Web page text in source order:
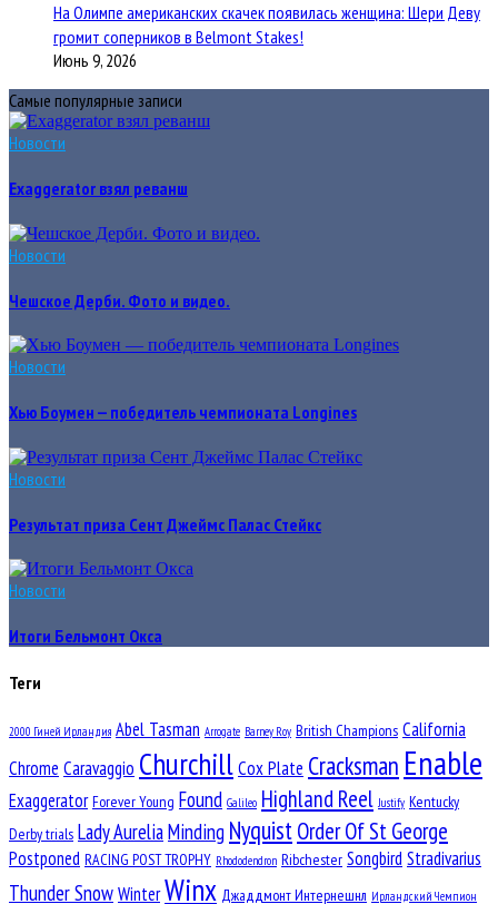
На Олимпе американских скачек появилась женщина: Шери Деву
громит соперников в Belmont Stakes!
Июнь 9, 2026
Самые популярные записи
Новости
Exaggerator взял реванш
Новости
Чешское Дерби. Фото и видео.
Новости
Хью Боумен — победитель чемпионата Longines
Новости
Результат приза Сент Джеймс Палас Стейкс
Новости
Итоги Бельмонт Окса
Теги
2000 Гиней Ирландия Abel Tasman Arrogate Barney Roy British Champions California
Chrome Caravaggio ChurchillCox Plate Cracksman Enable
Exaggerator Forever Young Found Galileo Highland Reel Justify Kentucky
Derby trials Lady AureliaMinding NyquistOrder Of St George
Postponed RACING POST TROPHY Rhododendron Ribchester Songbird Stradivarius
Thunder SnowWinterWinx Джаддмонт Интернешнл Ирландский Чемпион